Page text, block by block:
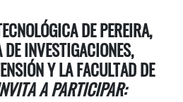
DE PEREIRA,
INVESTIGACIONES,
Y LA FACULTAD DE
A PARTICIPAR: